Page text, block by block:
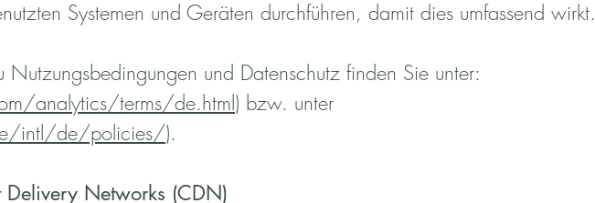
Systemen und Geräten durchführen, damit dies umfassend wirkt.
und Datenschutz finden Sie unter:
analytics/terms/de.html) bzw. unter
intl/de/policies/).
Networks (CDN)